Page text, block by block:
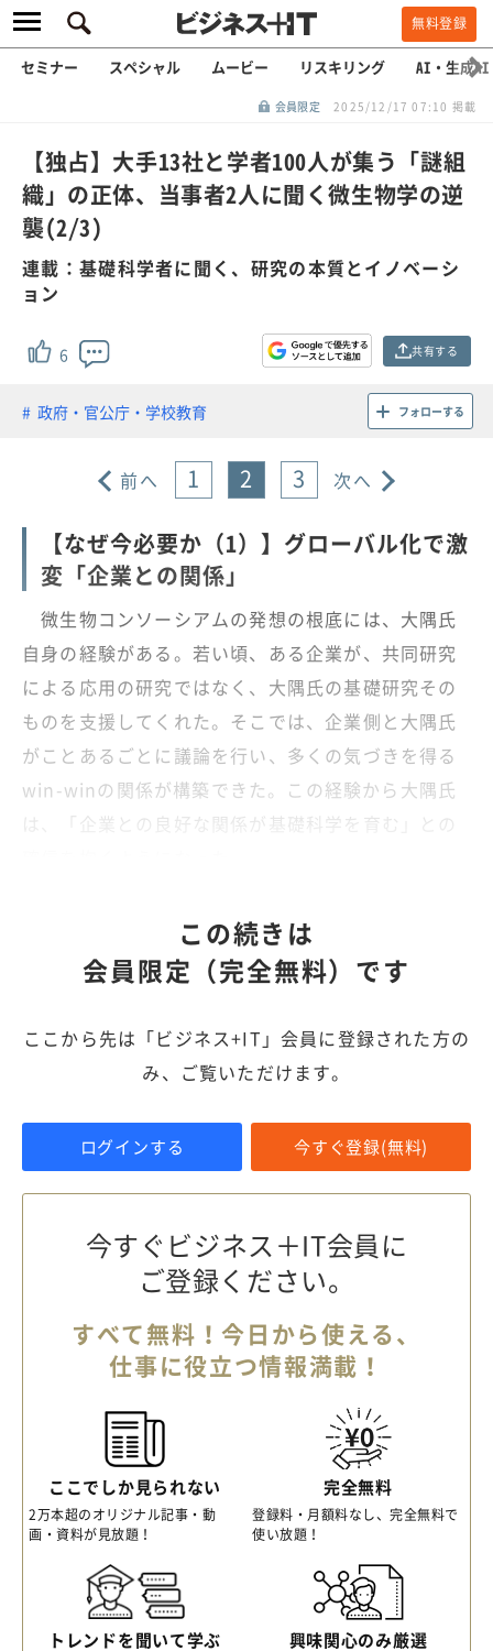
無料登録
セミナー スペシャル ムービー リスキリング AI・生成AI
会員限定 2025/12/17 07:10 掲載
【独占】大手13社と学者100人が集う「謎組
織」の正体、当事者2人に聞く微生物学の逆
襲(2/3)
連載：基礎科学者に聞く、研究の本質とイノベーシ
ョン
6 共有する
政府・官公庁・学校教育 フォローする
前へ 1 2 3 次へ
【なぜ今必要か（1）】グローバル化で激
変「企業との関係」
微生物コンソーシアムの発想の根底には、大隅氏
自身の経験がある。若い頃、ある企業が、共同研究
による応用の研究ではなく、大隅氏の基礎研究その
ものを支援してくれた。そこでは、企業側と大隅氏
がことあるごとに議論を行い、多くの気づきを得る
win-winの関係が構築できた。この経験から大隅氏
は、「企業との良好な関係が基礎科学を育む」との
この続きは
会員限定（完全無料）です
ここから先は「ビジネス+IT」会員に登録された方の
み、ご覧いただけます。
ログインする 今すぐ登録(無料)
今すぐビジネス＋IT会員に
ご登録ください。
すべて無料！今日から使える、
仕事に役立つ情報満載！
ここでしか見られない
2万本超のオリジナル記事・動
画・資料が見放題！
完全無料
登録料・月額料なし、完全無料で
使い放題！
トレンドを聞いて学ぶ 興味関心のみ厳選